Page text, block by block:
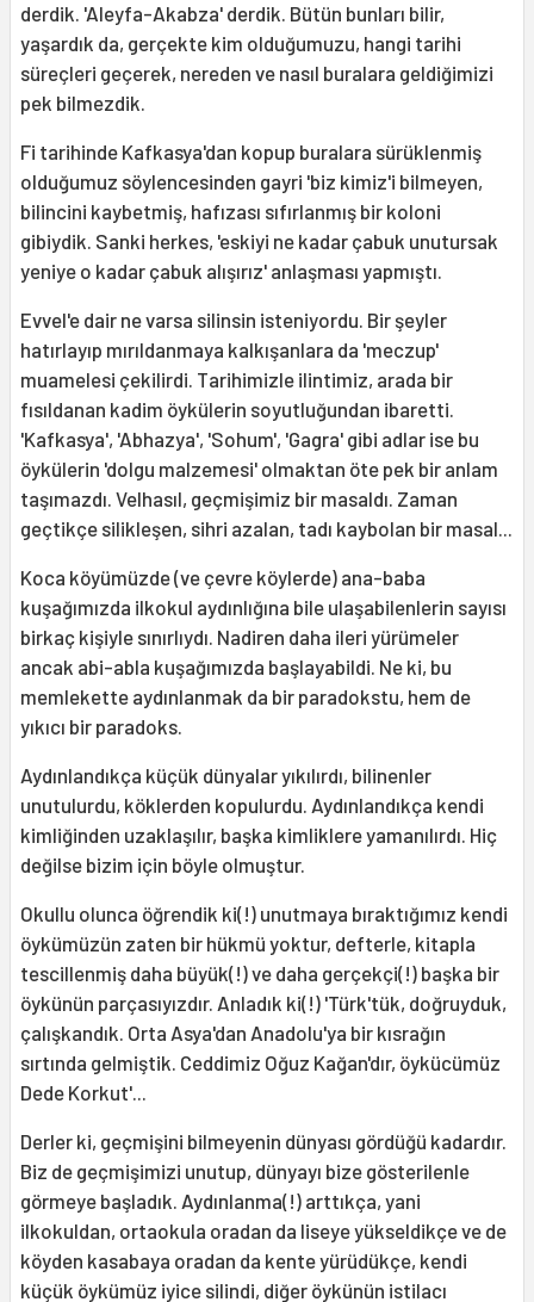
derdik. 'Aleyfa-Akabza' derdik. Bütün bunları bilir,
yaşardık da, gerçekte kim olduğumuzu, hangi tarihi
süreçleri geçerek, nereden ve nasıl buralara geldiğimizi
pek bilmezdik.
Fi tarihinde Kafkasya'dan kopup buralara sürüklenmiş
olduğumuz söylencesinden gayri 'biz kimiz'i bilmeyen,
bilincini kaybetmiş, hafızası sıfırlanmış bir koloni
gibiydik. Sanki herkes, 'eskiyi ne kadar çabuk unutursak
yeniye o kadar çabuk alışırız' anlaşması yapmıştı.
Evvel'e dair ne varsa silinsin isteniyordu. Bir şeyler
hatırlayıp mırıldanmaya kalkışanlara da 'meczup'
muamelesi çekilirdi. Tarihimizle ilintimiz, arada bir
fısıldanan kadim öykülerin soyutluğundan ibaretti.
'Kafkasya', 'Abhazya', 'Sohum', 'Gagra' gibi adlar ise bu
öykülerin 'dolgu malzemesi' olmaktan öte pek bir anlam
taşımazdı. Velhasıl, geçmişimiz bir masaldı. Zaman
geçtikçe silikleşen, sihri azalan, tadı kaybolan bir masal...
Koca köyümüzde (ve çevre köylerde) ana-baba
kuşağımızda ilkokul aydınlığına bile ulaşabilenlerin sayısı
birkaç kişiyle sınırlıydı. Nadiren daha ileri yürümeler
ancak abi-abla kuşağımızda başlayabildi. Ne ki, bu
memlekette aydınlanmak da bir paradokstu, hem de
yıkıcı bir paradoks.
Aydınlandıkça küçük dünyalar yıkılırdı, bilinenler
unutulurdu, köklerden kopulurdu. Aydınlandıkça kendi
kimliğinden uzaklaşılır, başka kimliklere yamanılırdı. Hiç
değilse bizim için böyle olmuştur.
Okullu olunca öğrendik ki(!) unutmaya bıraktığımız kendi
öykümüzün zaten bir hükmü yoktur, defterle, kitapla
tescillenmiş daha büyük(!) ve daha gerçekçi(!) başka bir
öykünün parçasıyızdır. Anladık ki(!) 'Türk'tük, doğruyduk,
çalışkandık. Orta Asya'dan Anadolu'ya bir kısrağın
sırtında gelmiştik. Ceddimiz Oğuz Kağan'dır, öykücümüz
Dede Korkut'...
Derler ki, geçmişini bilmeyenin dünyası gördüğü kadardır.
Biz de geçmişimizi unutup, dünyayı bize gösterilenle
görmeye başladık. Aydınlanma(!) arttıkça, yani
ilkokuldan, ortaokula oradan da liseye yükseldikçe ve de
köyden kasabaya oradan da kente yürüdükçe, kendi
küçük öykümüz iyice silindi, diğer öykünün istilacı